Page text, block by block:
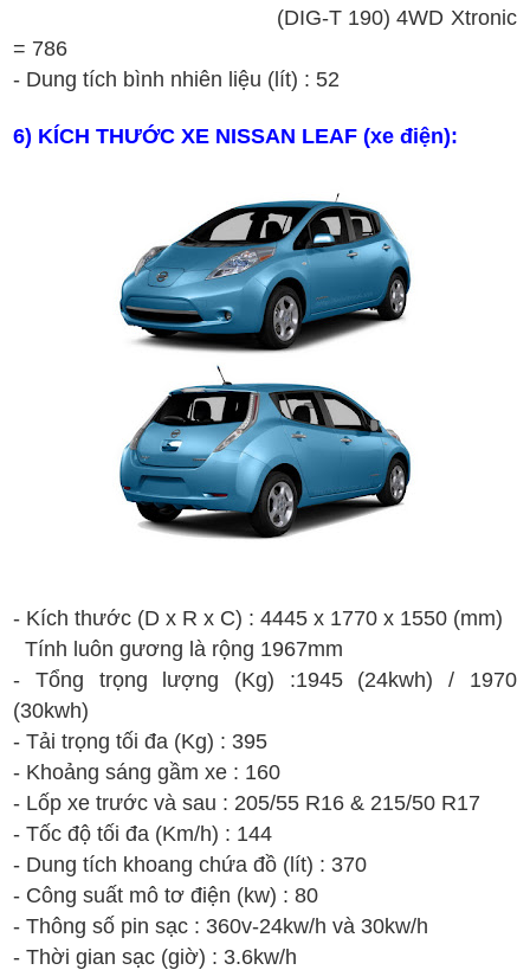
(DIG-T 190) 4WD Xtronic
= 786
- Dung tích bình nhiên liệu (lít) : 52
6) KÍCH THƯỚC XE NISSAN LEAF (xeđiện):
- Kích thước (D x R x C) :4445 x 1770 x 1550 (mm)
Tính l uôn gương là rộng 1967mm
- Tổng trọng lượng (Kg) :1945 (24kwh) / 1970
(30kwh)
- Tải trọng tốiđa (Kg) : 395
- Khoảng sáng gầm xe : 160
- Lốp xe trước và sau : 205/55 R16 & 215/50 R17
- Tốcđộ tốiđa (Km/h) : 144
- Dung tích khoang chứađồ ( lít) : 370
- Côngsuất mô tơđiện (kw) : 80
-Thông số pin sạc : 360v-24kw/h và 30kw/h
- Thời gian sạc (giờ) : 3.6kw/h